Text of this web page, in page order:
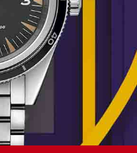
优化升级公告